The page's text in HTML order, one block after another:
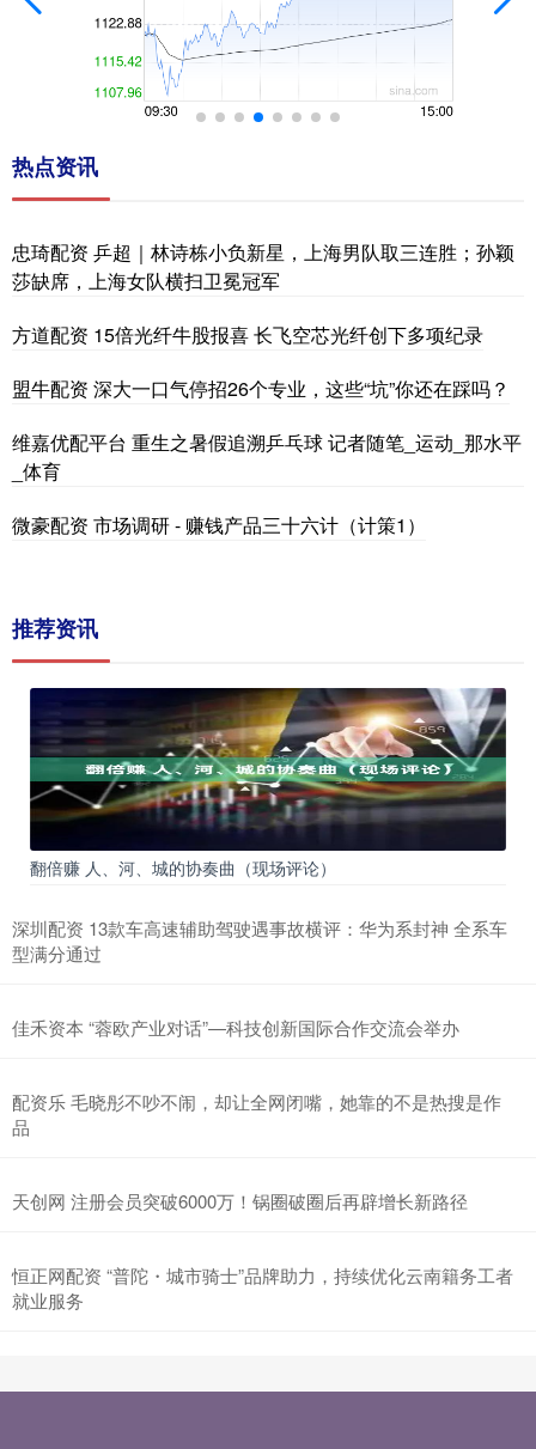
热点资讯
忠琦配资 乒超｜林诗栋小负新星，上海男队取三连胜；孙颖
莎缺席，上海女队横扫卫冕冠军
方道配资 15倍光纤牛股报喜 长飞空芯光纤创下多项纪录
盟牛配资 深大一口气停招26个专业，这些“坑”你还在踩吗？
维嘉优配平台 重生之暑假追溯乒乓球 记者随笔_运动_那水平
_体育
微豪配资 市场调研 - 赚钱产品三十六计（计策1）
推荐资讯
翻倍赚 人、河、城的协奏曲（现场评论）
深圳配资 13款车高速辅助驾驶遇事故横评：华为系封神 全系车
型满分通过
佳禾资本 “蓉欧产业对话”—科技创新国际合作交流会举办
配资乐 毛晓彤不吵不闹，却让全网闭嘴，她靠的不是热搜是作
品
天创网 注册会员突破6000万！锅圈破圈后再辟增长新路径
恒正网配资 “普陀・城市骑士”品牌助力，持续优化云南籍务工者
就业服务